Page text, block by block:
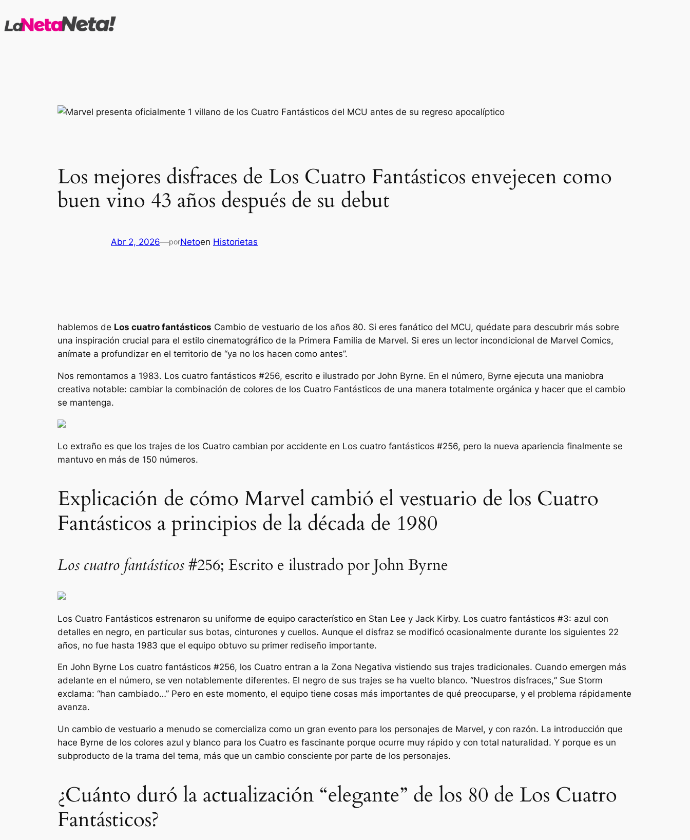
al
Los mejores disfraces de Los Cuatro Fantásticos envejecen como
buen vino 43 años después de su debut
Abr 2, 2026—porNetoen Historietas
hablemos de Los cuatro fantásticos Cambio de vestuario de los años 80. Si eres fanático del MCU, quédate para descubrir más sobre
una inspiración crucial para el estilo cinematográfico de la Primera Familia de Marvel. Si eres un lector incondicional de Marvel Comics,
anímate a profundizar en el territorio de “ya no los hacen como antes”.
Nos remontamos a 1983. Los cuatro fantásticos #256, escrito e ilustrado por John Byrne. En el número, Byrne ejecuta una maniobra
creativa notable: cambiar la combinación de colores de los Cuatro Fantásticos de una manera totalmente orgánica y hacer que el cambio
se mantenga.
Lo extraño es que los trajes de los Cuatro cambian por accidente en Los cuatro fantásticos #256, pero la nueva apariencia finalmente se
mantuvo en más de 150 números.
Explicación de cómo Marvel cambió el vestuario de los Cuatro
Fantásticos a principios de la década de 1980
Los cuatro fantásticos #256; Escrito e ilustrado por John Byrne
Los Cuatro Fantásticos estrenaron su uniforme de equipo característico en Stan Lee y Jack Kirby. Los cuatro fantásticos #3: azul con
detalles en negro, en particular sus botas, cinturones y cuellos. Aunque el disfraz se modificó ocasionalmente durante los siguientes 22
años, no fue hasta 1983 que el equipo obtuvo su primer rediseño importante.
En John Byrne Los cuatro fantásticos #256, los Cuatro entran a la Zona Negativa vistiendo sus trajes tradicionales. Cuando emergen más
adelante en el número, se ven notablemente diferentes. El negro de sus trajes se ha vuelto blanco. “Nuestros disfraces,” Sue Storm
exclama: “han cambiado…” Pero en este momento, el equipo tiene cosas más importantes de qué preocuparse, y el problema rápidamente
avanza.
Un cambio de vestuario a menudo se comercializa como un gran evento para los personajes de Marvel, y con razón. La introducción que
hace Byrne de los colores azul y blanco para los Cuatro es fascinante porque ocurre muy rápido y con total naturalidad. Y porque es un
subproducto de la trama del tema, más que un cambio consciente por parte de los personajes.
¿Cuánto duró la actualización “elegante” de los 80 de Los Cuatro
Fantásticos?